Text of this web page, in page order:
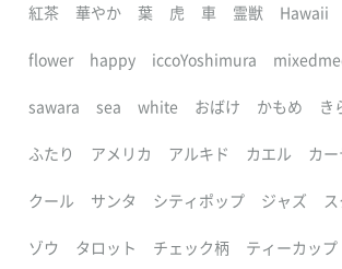
紅茶 華やか 葉 虎 車 霊獣 Hawaii
flower happy iccoYoshimura
sawara sea white おばけ かもめ き
ふたり アメリカ アルキド カエル カ
クール サンタ シティポップ ジャズ
ゾウ タロット チェック柄 ティーカップ